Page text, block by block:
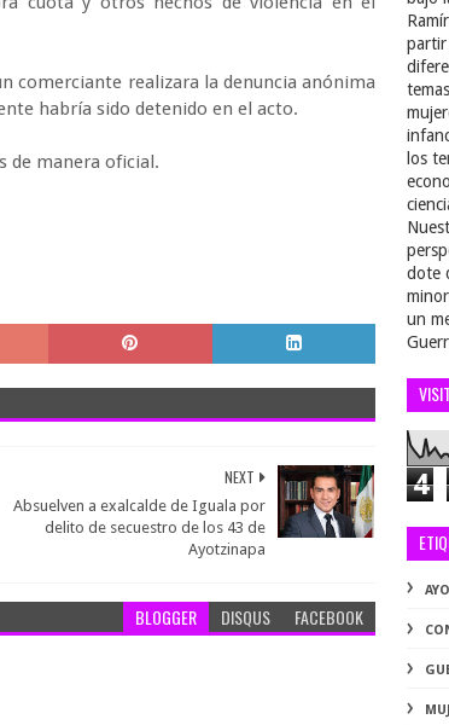
comerciante realizara la denuncia anónima
habría sido detenido en el acto.
de manera oficial.
NEXT
Absuelven a exalcalde de Iguala por
delito de secuestro de los 43 de
Ayotzinapa
BLOGGER DISQUS FACEBOOK
partir
los
dote
un
4